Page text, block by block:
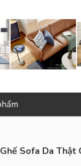
Sofa Da Thật